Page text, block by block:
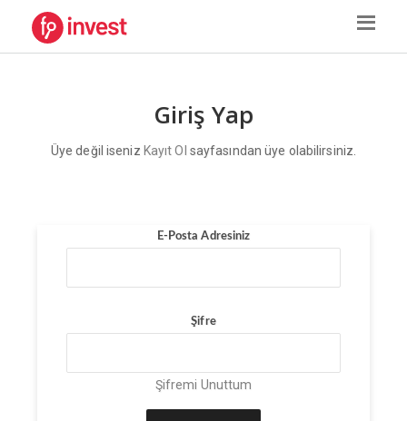
Giriş Yap
Üye değil iseniz Kayıt Ol sayfasından üye olabilirsiniz.
E-Posta Adresiniz
Şifre
Şifremi Unuttum